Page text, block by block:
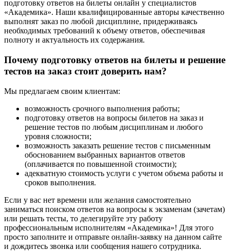
подготовку ответов на билеты онлайн у специалистов
«Академика». Наши квалифицированные авторы качественно
выполнят заказ по любой дисциплине, придерживаясь
необходимых требований к объему ответов, обеспечивая
полноту и актуальность их содержания.
Почему подготовку ответов на билеты и решение
тестов на заказ стоит доверить нам?
Мы предлагаем своим клиентам:
возможность срочного выполнения работы;
подготовку ответов на вопросы билетов на заказ и
решение тестов по любым дисциплинам и любого
уровня сложности;
возможность заказать решение тестов с письменным
обоснованием выбранных вариантов ответов
(оплачивается по повышенной стоимости);
адекватную стоимость услуги с учетом объема работы и
сроков выполнения.
Если у вас нет времени или желания самостоятельно
заниматься поиском ответов на вопросы к экзаменам (зачетам)
или решать тесты, то делегируйте эту работу
профессиональным исполнителям «Академика»! Для этого
просто заполните и отправьте онлайн-заявку на данном сайте
и дождитесь звонка или сообщения нашего сотрудника.